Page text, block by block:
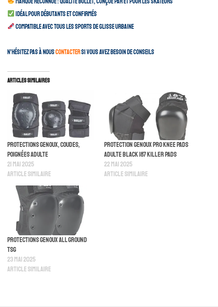
Idéal pour débutants et confirmés
Compatible avec tous les sports de glisse urbaine
N’hésitez pas à nouscontactersi vous avez besoin de conseils
Articles similaires
Protections Genoux, Coudes,
Poignées Adulte
21 mai 2025
Article similaire
Protection Genoux Pro Knee Pads
Adulte Black 187 Killer Pads
22 mai 2025
Article similaire
Protections Genoux All Ground
TSG
23 mai 2025
Article similaire